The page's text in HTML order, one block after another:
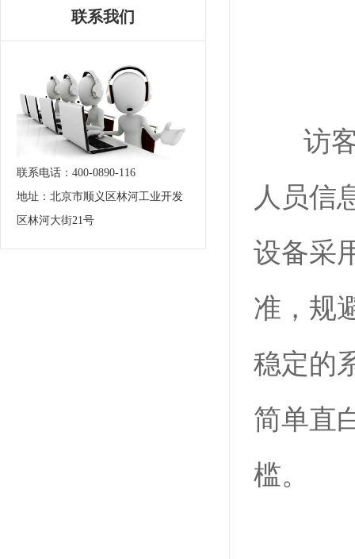
联系我们
联系电话：400-0890-116
地址：北京市顺义区林河工业开发
区林河大街21号
访客
人员信
设备采
准，规
稳定的
简单直
槛。